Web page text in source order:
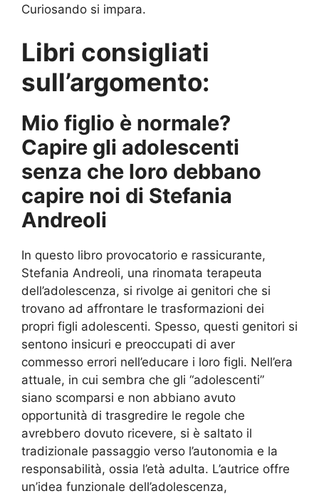
Curiosando si impara.
Libri consigliati
sull’argomento:
Mio figlio è normale?
Capire gli adolescenti
senza che loro debbano
capire noi di Stefania
Andreoli
In questo libro provocatorio e rassicurante,
Stefania Andreoli, una rinomata terapeuta
dell’adolescenza, si rivolge ai genitori che si
trovano ad affrontare le trasformazioni dei
propri figli adolescenti. Spesso, questi genitori si
sentono insicuri e preoccupati di aver
commesso errori nell’educare i loro figli. Nell’era
attuale, in cui sembra che gli “adolescenti”
siano scomparsi e non abbiano avuto
opportunità di trasgredire le regole che
avrebbero dovuto ricevere, si è saltato il
tradizionale passaggio verso l’autonomia e la
responsabilità, ossia l’età adulta. L’autrice offre
un’idea funzionale dell’adolescenza,